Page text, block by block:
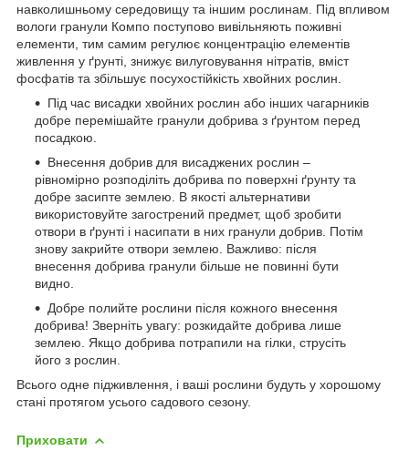
навколишньому середовищу та іншим рослинам. Під впливом
вологи гранули Компо поступово вивільняють поживні
елементи, тим самим регулює концентрацію елементів
живлення у ґрунті, знижує вилуговування нітратів, вміст
фосфатів та збільшує посухостійкість хвойних рослин.
Під час висадки хвойних рослин або інших чагарників
добре перемішайте гранули добрива з ґрунтом перед
посадкою.
Внесення добрив для висаджених рослин –
рівномірно розподіліть добрива по поверхні ґрунту та
добре засипте землею. В якості альтернативи
використовуйте загострений предмет, щоб зробити
отвори в ґрунті і насипати в них гранули добрив. Потім
знову закрийте отвори землею. Важливо: після
внесення добрива гранули більше не повинні бути
видно.
Добре полийте рослини після кожного внесення
добрива! Зверніть увагу: розкидайте добрива лише
землею. Якщо добрива потрапили на гілки, струсіть
його з рослин.
Всього одне підживлення, і ваші рослини будуть у хорошому
стані протягом усього садового сезону.
Приховати